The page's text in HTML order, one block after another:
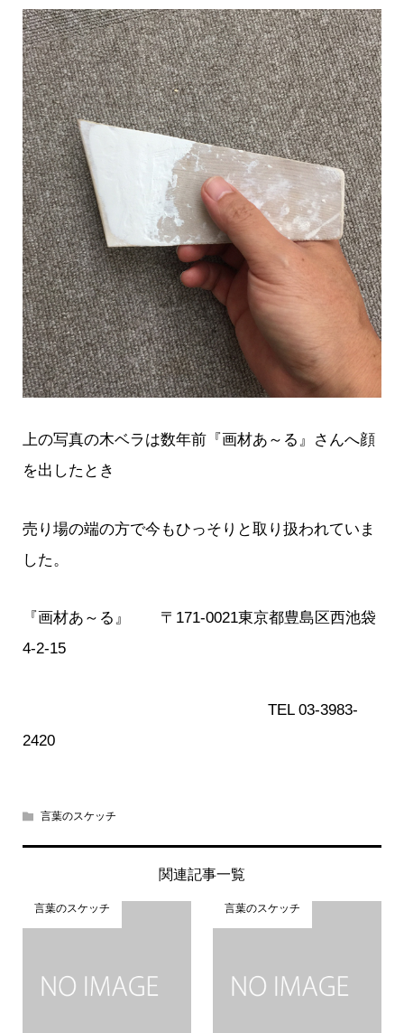
上の写真の木ベラは数年前『画材あ～る』さんへ顔
を出したとき
売り場の端の方で今もひっそりと取り扱われていま
した。
『画材あ～る』 〒171-0021東京都豊島区西池袋
4-2-15
TEL 03-3983-
2420
言葉のスケッチ
関連記事一覧
言葉のスケッチ 言葉のスケッチ